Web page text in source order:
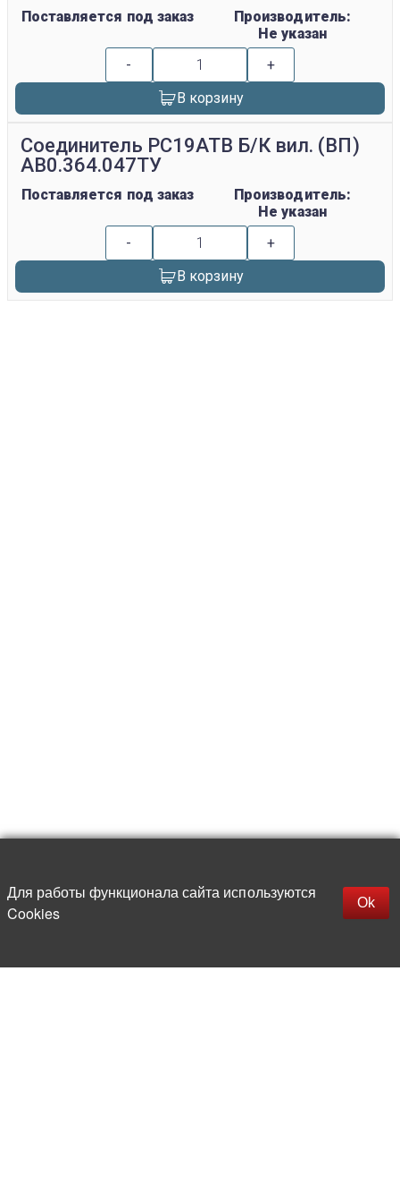
Фильтры
Поставляется под заказ
Производитель:
Не указан
-
+
В корзину
Соединитель РС19АТВ Б/К вил. (ВП)
АВ0.364.047ТУ
Поставляется под заказ
Производитель:
Не указан
-
+
В корзину
Для работы функционала сайта используются
Cookies
Ok